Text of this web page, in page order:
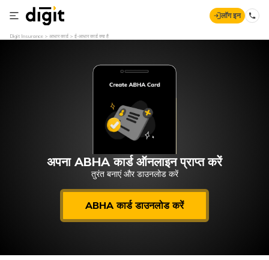
लॉग इन
Digit Insurance आधार कार्ड ई-आधार कार्ड क्या है
अपना ABHA कार्ड ऑनलाइन प्राप्त करें
तुरंत बनाएं और डाउनलोड करें
ABHA कार्ड डाउनलोड करें